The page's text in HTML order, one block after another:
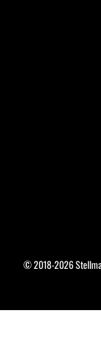
© 2018-2026